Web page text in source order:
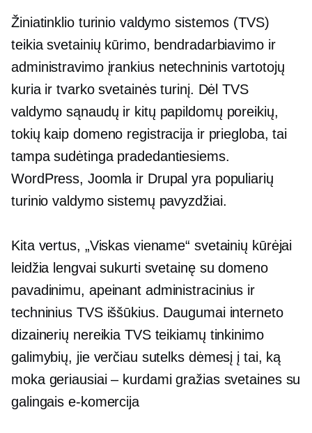
Žiniatinklio turinio valdymo sistemos (TVS)
teikia svetainių kūrimo, bendradarbiavimo ir
administravimo įrankius netechninisvartotojų
kuria ir tvarko svetainės turinį. Dėl TVS
valdymo sąnaudų ir kitų papildomų poreikių,
tokių kaip domeno registracija ir priegloba, tai
tampa sudėtinga pradedantiesiems.
WordPress, Joomla ir Drupal yra populiarių
turinio valdymo sistemų pavyzdžiai.
Kita vertus, „Viskas viename“ svetainių kūrėjai
leidžia lengvai sukurti svetainę su domeno
pavadinimu, apeinant administracinius ir
techninius TVS iššūkius. Daugumai interneto
dizainerių nereikia TVS teikiamų tinkinimo
galimybių, jie verčiau sutelks dėmesį į tai, ką
moka geriausiai – kurdami gražias svetaines su
galingaise-komercija